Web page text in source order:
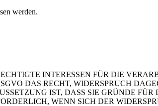
werden.
INTERESSEN FÜR DIE
DAS RECHT, WIDERSPRUCH
IST, DASS SIE GRÜNDE
WENN SICH DER